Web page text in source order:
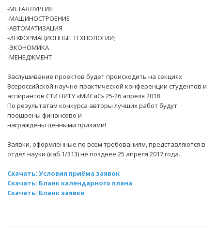
-МЕТАЛЛУРГИЯ
-МАШИНОСТРОЕНИЕ
-АВТОМАТИЗАЦИЯ
-ИНФОРМАЦИОННЫЕ ТЕХНОЛОГИИ;
-ЭКОНОМИКА
-МЕНЕДЖМЕНТ
Заслушивание проектов будет происходить на секциях
Всероссийской научно-практической конференции студентов и
аспирантов СТИ НИТУ «МИСиС» 25-26 апреля 2018
По результатам конкурса авторы лучших работ будут
поощрены финансово и
награждены ценными призами!
Заявки, оформленные по всем требованиям, представляются в
отдел науки (каб.1/313) не позднее 25 апреля 2017 года.
Скачать: Условия приёма заявок
Скачать: Бланк календарного плана
Скачать: Бланк заявки